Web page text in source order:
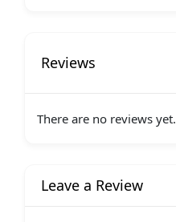
Reviews
There are no reviews yet.
Leave a Review